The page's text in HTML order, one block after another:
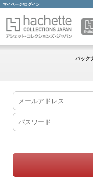
マイページ/ログイン
バック